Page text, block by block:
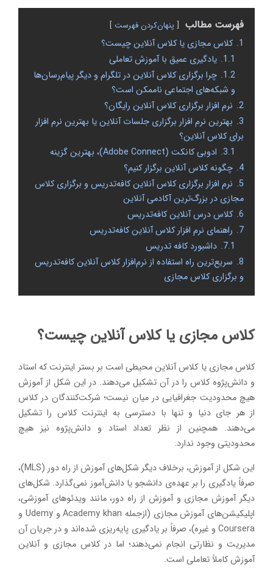
فهرست مطالب پنهان‌کردن فهرست
1. کلاس مجازی یا کلاس آنلاین چیست؟
1.1. یادگیری عمیق با آموزش تعاملی
1.2. چرا برگزاری کلاس آنلاین در تلگرام و دیگر پیام‌رسان‌ها
و شبکه‌های اجتماعی ناممکن است؟
2. نرم افزار برگزاری‌ کلاس آنلاین رایگان؟
3. بهترین نرم افزار برگزاری جلسات آنلاین یا بهترین نرم افزار
برای کلاس آنلاین؟
3.1. ادوبی کانکت (Adobe Connect)، بهترین گزینه
4. چگونه کلاس آنلاین برگزار کنیم؟
5. نرم افزار برگزاری کلاس آنلاین کافه‌تدریس و برگزاری کلاس
مجازی در بزرگ‌ترین آکادمی آنلاین
6. کلاس درس آنلاین کافه‌تدریس
7. راهنمای نرم افزار کلاس آنلاین کافه‌تدریس
7.1. داشبورد کافه تدریس
8. سریع‌ترین راه استفاده از نرم‌افزار کلاس آنلاین کافه‌تدریس
و برگزاری کلاس مجازی
کلاس مجازی یا کلاس آنلاین چیست؟
کلاس مجازی یا کلاس آنلاین محیطی است بر بستر اینترنت که استاد
و دانش‌پژوه کلاس را در آن تشکیل می‌دهند. در این شکل از آموزش
هیچ محدودیت جغرافیایی در میان نیست؛ شرکت‌کنندگان در کلاس
از هر جای دنیا و تنها با دسترسی به اینترنت کلاس را تشکیل
می‌دهند. همچنین از نظر تعداد استاد و دانش‌پژوه نیز هیچ
محدودیتی وجود ندارد.
این شکل از آموزش، برخلاف دیگر شکل‌های آموزش از راه دور (MLS)،
صرفاً یادگیری را بر عهده‌ی دانشجو یا دانش‌آموز نمی‌گذارد. شکل‌های
دیگر آموزش مجازی و آموزش از راه دور، مانند ویدئوهای آموزشی،
اپلیکیشن‌های آموزش مجازی (ازجمله Academy khan و Udemy و
Coursera و غیره)، صرفاً بر یادگیری پایه‌ریزی شده‌اند و در جریان آن
مدیریت و نظارتی انجام نمی‌دهند؛ اما در کلاس مجازی و آنلاین
آموزش کاملاً تعاملی است.